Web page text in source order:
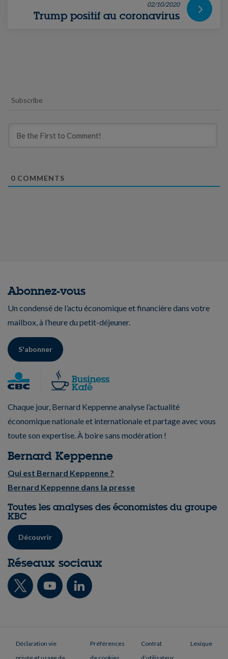
02/10/2020
Trump positif au coronavirus
Subscribe
0 COMMENTS
Abonnez-vous
Un condensé de l’actu économique et financière dans votre
mailbox, à l’heure du petit-déjeuner.
S'abonner
Chaque jour, Bernard Keppenne analyse l’actualité
économique nationale et internationale et partage avec vous
toute son expertise. À boire sans modération !
Bernard Keppenne
Qui est Bernard Keppenne ?
Bernard Keppenne dans la presse
Toutes les analyses des économistes du groupe
KBC
Découvrir
Réseaux sociaux
Déclaration vie
Préférences
Contrat
Lexique